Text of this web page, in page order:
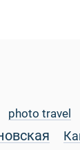
photo travel